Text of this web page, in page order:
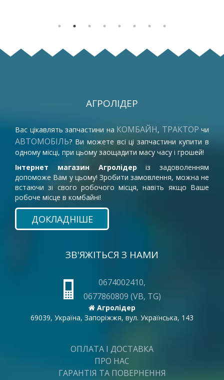
АГРОЛІДЕР
Вас цікавлять запчастини на КОМБАЙН, ТРАКТОР чи
АВТОМОБІЛЬ? Ви можете всі ці запчастини купити в
одному місці, при цьому заощадити масу часу і грошей!
Інтернет магазин Агролідер із задоволенням
допоможе Вам у цьому! Зробити замовлення, можна не
встаючи зі свого робочого місця, навіть якщо Ваше
робоче місце в комбайні!
ДОКЛАДНІШЕ
ЗВ'ЯЖІТЬСЯ З НАМИ
0674002410,
0677860809 (VB, TG)
Агролідер
69039, Україна, Запоріжжя, вул. Українська, 143
ОПЛАТА І ДОСТАВКА
ПРО НАС
ГАРАНТІЯ ТА ПОВЕРНЕННЯ